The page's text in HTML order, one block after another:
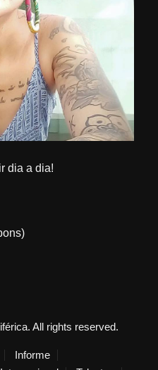
dia a dia!
All rights reserved.
Informe